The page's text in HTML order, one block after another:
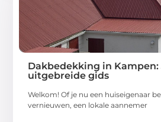
Dakbedekking in Kampen:
uitgebreide gids
Welkom! Of je nu een huiseigenaar
vernieuwen, een lokale aannemer